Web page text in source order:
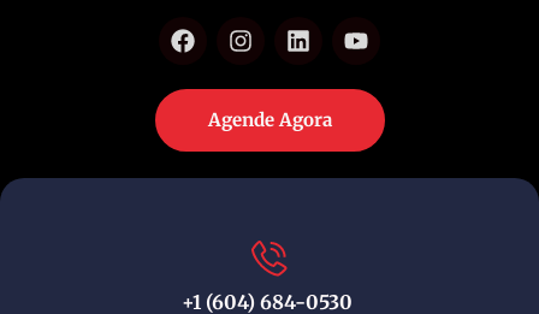
Agende Agora
+1 (604) 684-0530